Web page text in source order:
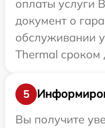
оплаты услуги
документ о
обслуживании
Thermal сроком
5
Вы получите